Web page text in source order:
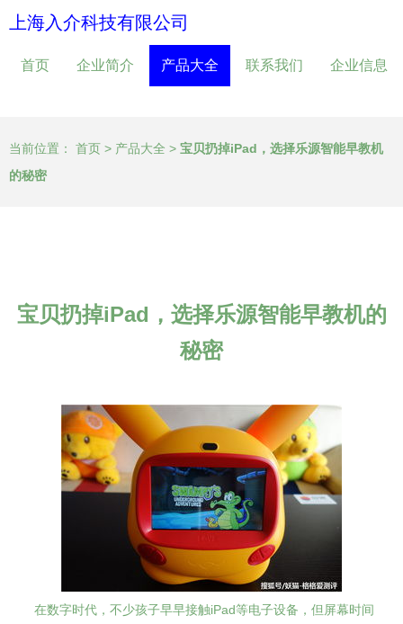
上海入介科技有限公司
首页 企业简介 产品大全 联系我们 企业信息
当前位置： 首页 > 产品大全 > 宝贝扔掉iPad，选择乐源智能早教机
的秘密
宝贝扔掉iPad，选择乐源智能早教机的
秘密
在数字时代，不少孩子早早接触iPad等电子设备，但屏幕时间